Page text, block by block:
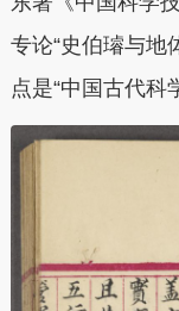
专论“史伯璿与地
点是“中国古代科